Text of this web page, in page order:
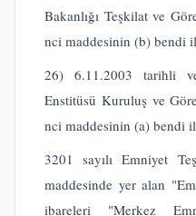
Bakanlığı Teşkilat ve
nci maddesinin (b) bendi
26) 6.11.2003 tarihli
Enstitüsü Kuruluş ve
nci maddesinin (a) bendi
3201 sayılı Emniyet
maddesinde yer alan
ibareleri "Merkez